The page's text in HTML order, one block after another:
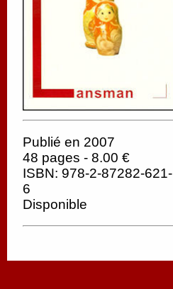
Publié en 2007
48 pages - 8.00 €
ISBN: 978-2-87282-621-
6
Disponible